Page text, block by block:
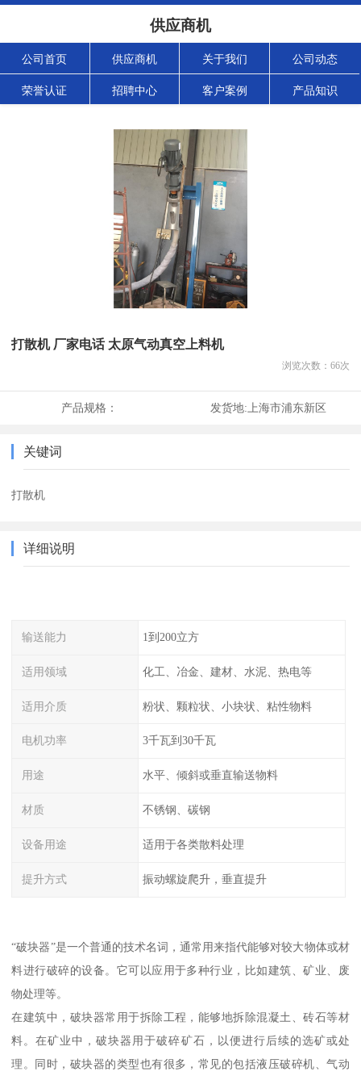
供应商机
公司首页 供应商机 关于我们 公司动态
荣誉认证 招聘中心 客户案例 产品知识
打散机 厂家电话 太原气动真空上料机
浏览次数： 66次
产品规格： 发货地: 上海市浦东新区
关键词
打散机
详细说明
输送能力 1到200立方
适用领域 化工、冶金、建材、水泥、热电等
适用介质 粉状、颗粒状、小块状、粘性物料
电机功率 3千瓦到30千瓦
用途 水平、倾斜或垂直输送物料
材质 不锈钢、碳钢
设备用途 适用于各类散料处理
提升方式 振动螺旋爬升，垂直提升
“破块器”是一个普通的技术名词，通常用来指代能够对较大物体或材
料进行破碎的设备。它可以应用于多种行业，比如建筑、矿业、废
物处理等。
在建筑中，破块器常用于拆除工程，能够地拆除混凝土、砖石等材
料。在矿业中，破块器用于破碎矿石，以便进行后续的选矿或处
理。同时，破块器的类型也有很多，常见的包括液压破碎机、气动